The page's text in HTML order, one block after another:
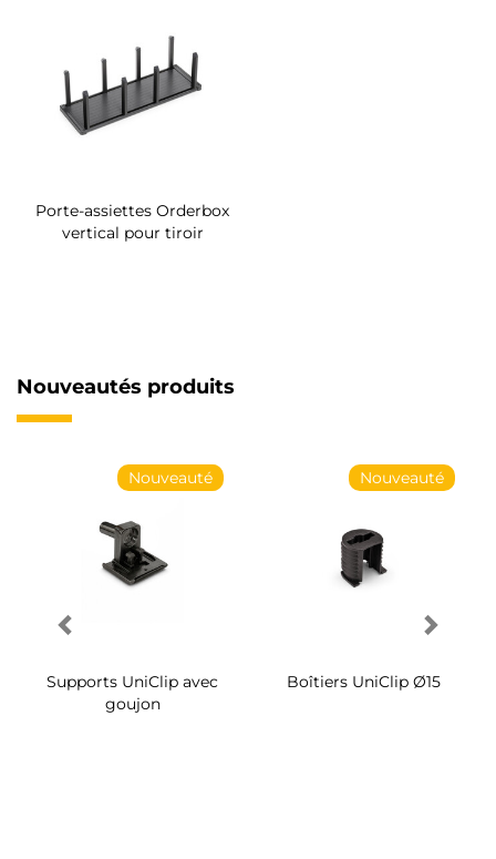
Porte-assiettes Orderbox
vertical pour tiroir
Nouveautés produits
Nouveauté
Supports UniClip avec
goujon
Nouveauté
Boîtiers UniClip Ø15